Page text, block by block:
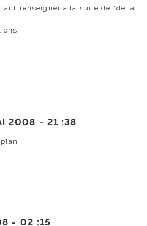
renseigner à la suite de "de la
2008 - 21 :38
!
- 02 :15